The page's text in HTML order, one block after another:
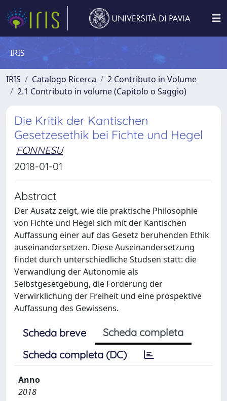
IRIS
IRIS Catalogo Ricerca
2 Contributo in Volume
2.1 Contributo in volume (Capitolo o Saggio)
Die Kritik der Kantischen
Gesetzesethik bei Fichte und Hegel
FONNESU
2018-01-01
Abstract
Der Ausatz zeigt, wie die praktische Philosophie
von Fichte und Hegel sich mit der Kantischen
Auffassung einer auf das Gesetz beruhenden Ethik
auseinandersetzen. Diese Auseinandersetzung
findet durch unterschiedliche Studsen statt: die
Verwandlung der Autonomie als
Selbstgesetgebung, die Forderung der
Verwirklichung der Freiheit und eine prospektive
Auffassung des Gewissens.
Scheda breve
Scheda completa
Scheda completa (DC)
Anno
2018